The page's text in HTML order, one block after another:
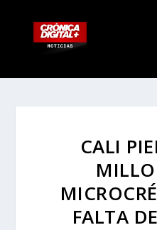
CALI
FALTA